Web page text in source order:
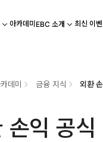
아카데미 EBC 소개 최신 이
데미 금융 지식 외환
손익 공식